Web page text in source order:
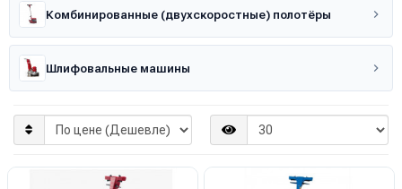
Комбинированные (двухскоростные) полотёры
Шлифовальные машины